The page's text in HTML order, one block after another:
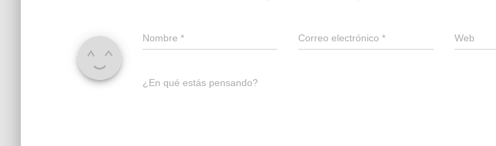
Nombre * Correo electrónico* Web
¿En qué estás pensando?